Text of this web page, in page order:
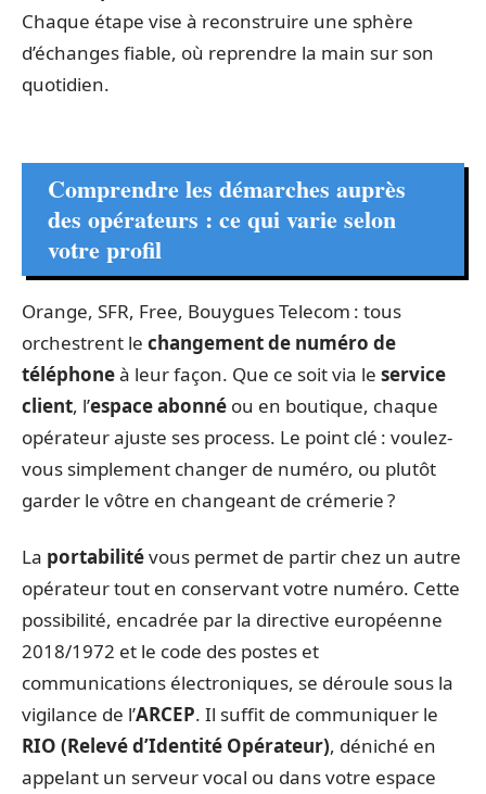
Chaque étape vise à reconstruire une sphère
d’échanges fiable, où reprendre la main sur son
quotidien.
Comprendre les démarches auprès
des opérateurs : ce qui varie selon
votre profil
Orange, SFR, Free, Bouygues Telecom : tous
orchestrent le changement de numéro de
téléphoneà leur façon. Que ce soit via le service
client, l’espace abonné ou en boutique, chaque
opérateur ajuste ses process. Le point clé : voulez-
vous simplement changer de numéro, ou plutôt
garder le vôtre en changeant de crémerie ?
La portabilitévous permet de partir chez un autre
opérateur tout en conservant votre numéro. Cette
possibilité, encadrée par la directive européenne
2018/1972 et le code des postes et
communications électroniques, se déroule sous la
vigilance de l’ARCEP. Il suffit de communiquer le
RIO (Relevé d’Identité Opérateur), déniché en
appelant un serveur vocal ou dans votre espace